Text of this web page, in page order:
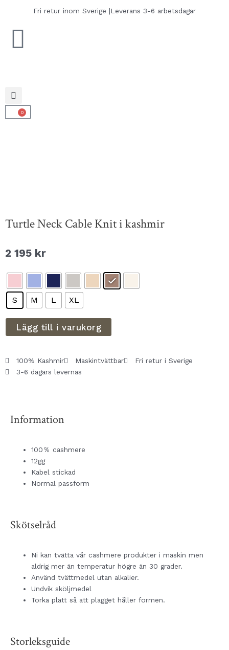
Fri retur inom Sverige |Leverans 3-6 arbetsdagar
0
Varukorg
Turtle Neck Cable Knit i kashmir
2 195 kr
S M L XL
Lägg till i varukorg
100% Kashmir Maskintvättbar
Fri retur i Sverige
3-6 dagars levernas
Information
100％ cashmere
12gg
Kabel stickad
Normal passform
Skötselråd
Ni kan tvätta vår cashmere produkter i maskin men
aldrig mer än temperatur högre än 30 grader.
Använd tvättmedel utan alkalier.
Undvik sköljmedel
Torka platt så att plagget håller formen.
Storleksguide